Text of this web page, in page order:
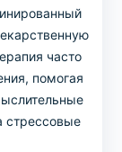
часто
помогая
стрессовые